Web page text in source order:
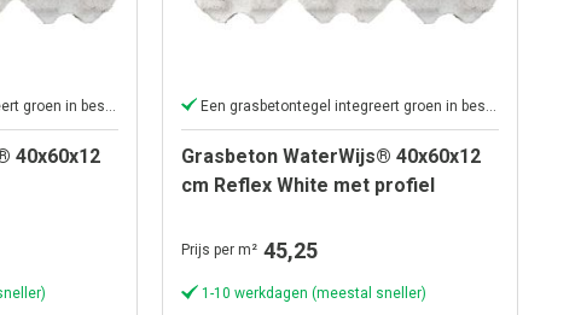
40x60x12
Grasbeton WaterWijs® 40x60x12
cm Reflex White met profiel
Prijs per m² 45,25
1-10 werkdagen (meestal sneller)